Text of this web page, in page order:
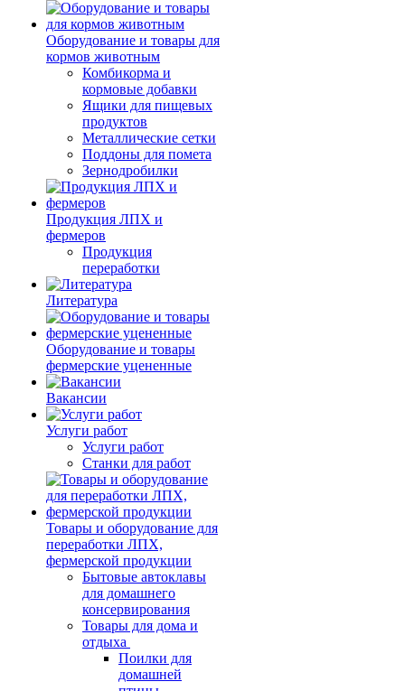
Оборудование и товары для
кормов животным
Комбикорма и
кормовые добавки
Ящики для пищевых
продуктов
Металлические сетки
Поддоны для помета
Зернодробилки
Продукция ЛПХ и
фермеров
Продукция
переработки
Литература
Оборудование и товары
фермерские уцененные
Вакансии
Услуги работ
Услуги работ
Станки для работ
Товары и оборудование для
переработки ЛПХ,
фермерской продукции
Бытовые автоклавы
для домашнего
консервирования
Товары для дома и
отдыха
Поилки для
домашней